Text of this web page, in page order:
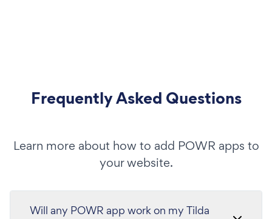
Frequently Asked Questions
Learn more about how to add POWR apps to
your website.
Will any POWR app work on my Tilda